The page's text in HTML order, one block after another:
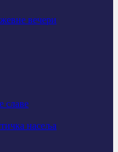
вечери
славе
насеља